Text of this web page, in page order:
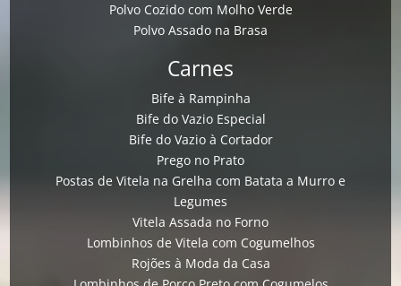
Polvo Cozido com Molho Verde
Polvo Assado na Brasa
Carnes
Bife à Rampinha
Bife do Vazio Especial
Bife do Vazio à Cortador
Prego no Prato
Postas de Vitela na Grelha com Batata a Murro e
Legumes
Vitela Assada no Forno
Lombinhos de Vitela com Cogumelhos
Rojões à Moda da Casa